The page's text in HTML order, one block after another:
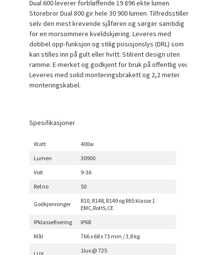
Dual 600 leverer forbløffende 19 896 ekte lumen.
Storebror Dual 800 gir hele 30 900 lumen. Tilfredsstiller
selv den mest krevende sjåføren og sørger samtidig
for en morsommere kveldskjøring. Leveres med
dobbel opp-funksjon og stilig posisjonslys (DRL) som
kan stilles inn på gult eller hvitt. Stilrent design uten
ramme. E-merket og godkjent for bruk på offentlig vei.
Leveres med solid monteringsbrakett og 2,2 meter
monteringskabel.
Spesifikasjoner
Watt
400w
Lumen
30900
Volt
9-36
Ref.no
50
Godkjenninger
R10, R148, R149 og R65 klasse 1
EMC,RoHS,CE
IPklassefisering
IP68
Mål
766 x 68 x 73 mm / 3,8 kg
1lux @ 725